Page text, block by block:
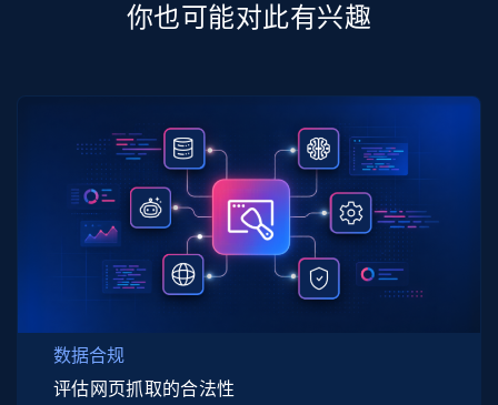
你也可能对此有兴趣
数据合规
评估网页抓取的合法性